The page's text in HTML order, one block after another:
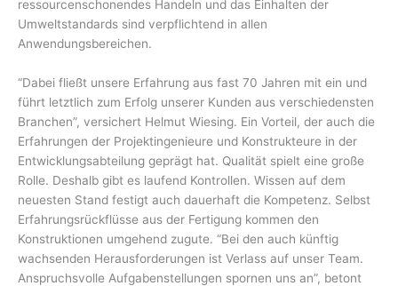
ressourcenschonendes Handeln und das Einhalten der
Umweltstandards sind verpflichtend in allen
Anwendungsbereichen.
“Dabei fließt unsere Erfahrung aus fast 70 Jahren mit ein und
führt letztlich zum Erfolg unserer Kunden aus verschiedensten
Branchen”, versichert Helmut Wiesing. Ein Vorteil, der auch die
Erfahrungen der Projektingenieure und Konstrukteure in der
Entwicklungsabteilung geprägt hat. Qualität spielt eine große
Rolle. Deshalb gibt es laufend Kontrollen. Wissen auf dem
neuesten Stand festigt auch dauerhaft die Kompetenz. Selbst
Erfahrungsrückflüsse aus der Fertigung kommen den
Konstruktionen umgehend zugute. “Bei den auch künftig
wachsenden Herausforderungen ist Verlass auf unser Team.
Anspruchsvolle Aufgabenstellungen spornen uns an”, betont